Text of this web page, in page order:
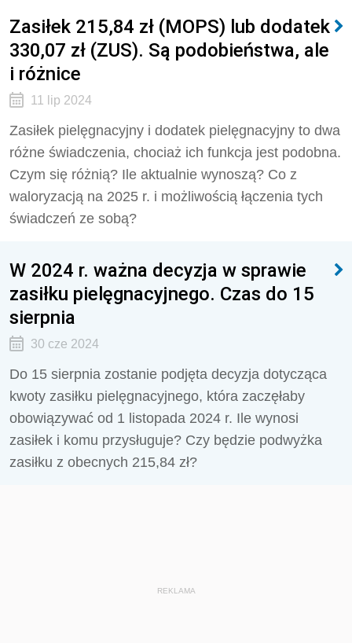
Zasiłek 215,84 zł (MOPS) lub dodatek
330,07 zł (ZUS). Są podobieństwa, ale
i różnice
11 lip 2024
Zasiłek pielęgnacyjny i dodatek pielęgnacyjny to dwa
różne świadczenia, chociaż ich funkcja jest podobna.
Czym się różnią? Ile aktualnie wynoszą? Co z
waloryzacją na 2025 r. i możliwością łączenia tych
świadczeń ze sobą?
W 2024 r. ważna decyzja w sprawie
zasiłku pielęgnacyjnego. Czas do 15
sierpnia
30 cze 2024
Do 15 sierpnia zostanie podjęta decyzja dotycząca
kwoty zasiłku pielęgnacyjnego, która zaczęłaby
obowiązywać od 1 listopada 2024 r. Ile wynosi
zasiłek i komu przysługuje? Czy będzie podwyżka
zasiłku z obecnych 215,84 zł?
REKLAMA